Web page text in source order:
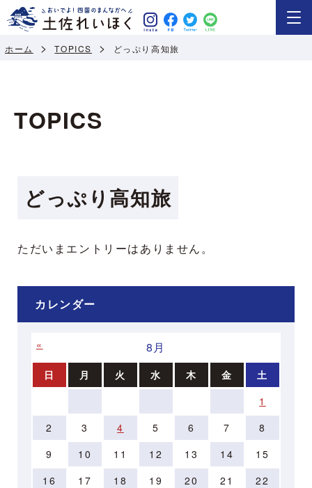
ホーム TOPICS どっぷり高知旅
TOPICS
どっぷり高知旅
ただいまエントリーはありません。
カレンダー
« 8月
日 月 火 水 木 金
土
1
2
3 4 5 6 7
8
9
10 11 12 13 14
15
16
17 18 19 20 21
22